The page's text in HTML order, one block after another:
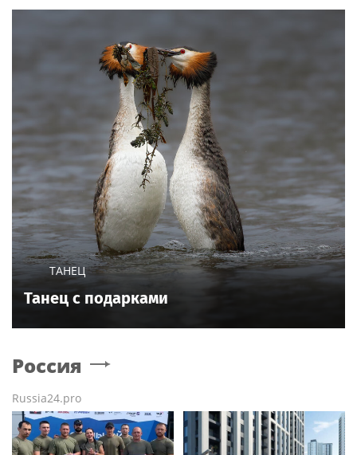
ТАНЕЦ
Танец с подарками
Россия
Russia24.pro